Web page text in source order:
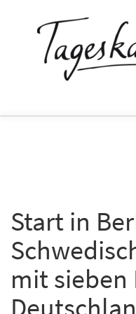
Start in
mit sieben
Keine
E-Mail*